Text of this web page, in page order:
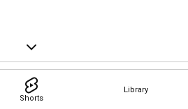
Shorts
Library